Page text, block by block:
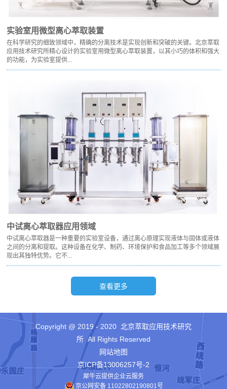
实验室用微型离心萃取装置
在科学研究的细致领域中，精确的分离技术是实现创新和突破的关键。北京萃取
应用技术研究所精心设计的实验室用微型离心萃取装置，以其小巧的体积和强大
的功能，为实验室提供...
中试离心萃取器应用领域
中试离心萃取器是一种重要的实验室设备，通过离心原理实现液体与固体或液体
之间的分离和提取。这种设备在化学、制药、环境保护和食品加工等多个领域展
现出其独特优势。它不...
Copyright @ 2019 - 2020 北京萃取应用技术研究
所 All Rights Reserved
网站地图
京ICP备13006257号-2
犀牛云提供企业云服务
京公网安备 11022802190801号